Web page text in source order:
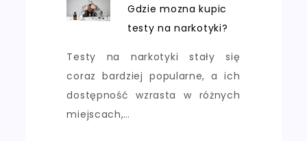
Gdzie mozna kupic
testy na narkotyki?
Testy na narkotyki stały się
coraz bardziej popularne, a ich
dostępność wzrasta w różnych
miejscach,…